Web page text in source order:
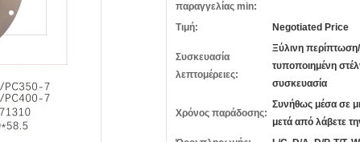
παραγγελίας min:
Τιμή: Negotiated Price
Συσκευασία
λεπτομέρειες:
Ξύλινη περίπτωση/
τυποποιημένη
συσκευασία
Χρόνος παράδοσης:
Συνήθως μέσα σε
μετά από λάβετε